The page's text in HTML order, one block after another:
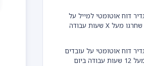
דוח אוטומטי למייל על
עובדים שחרגו מעל X שעות עבודה
דוח אוטומטי על עובדים
ביום